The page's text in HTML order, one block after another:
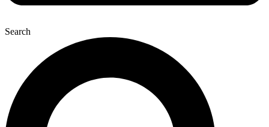
Search